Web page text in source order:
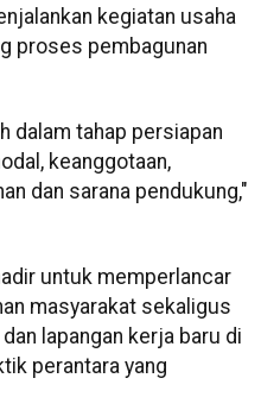
kegiatan usaha
proses pembagunan
dalam tahap persiapan
keanggotaan,
dan sarana pendukung,"
untuk memperlancar
masyarakat sekaligus
lapangan kerja baru di
perantara yang